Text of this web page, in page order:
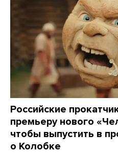
Российские
премьеру нового
чтобы выпустить в
о Колобке